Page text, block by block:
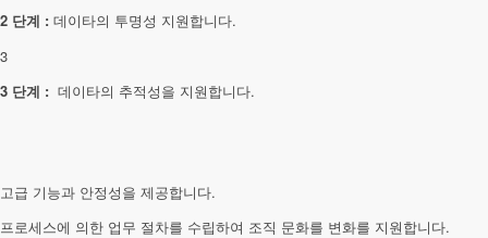
2 단계 : 데이타의 투명성 지원합니다.
3
3 단계 : 데이타의 추적성을 지원합니다.
고급 기능과 안정성을 제공합니다.
프로세스에 의한 업무 절차를 수립하여 조직 문화를 변화를 지원합니다.